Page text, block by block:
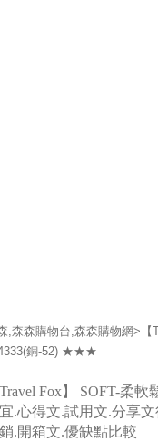
,森森購物台,森森購物網>【
銅-52) ★★★
Fox】 SOFT-柔
.心得文.試用文.分享
.開箱文.優缺點比較